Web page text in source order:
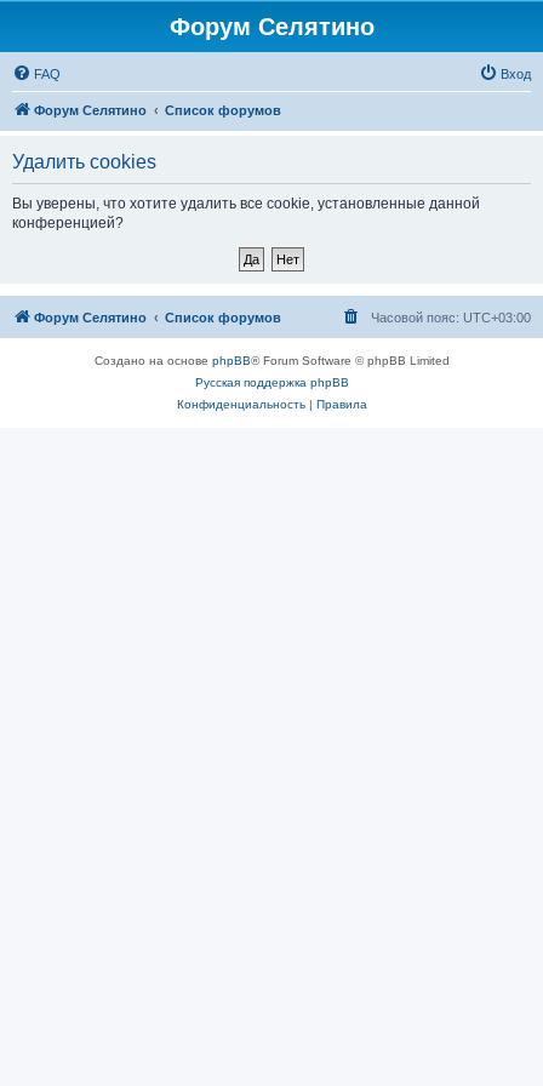
Форум Селятино
FAQ Вход
Форум Селятино Список форумов
Удалить cookies
Вы уверены, что хотите удалить все cookie, установленные данной
конференцией?
Форум Селятино Список форумов Часовой пояс: UTC+03:00
Создано на основе phpBB® Forum Software © phpBB Limited
Русская поддержка phpBB
Конфиденциальность| Правила